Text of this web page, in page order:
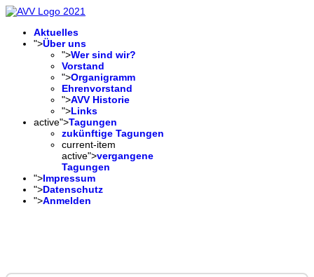
Aktuelles
">Über uns
">Wer sind wir?
Vorstand
">Organigramm
Ehrenvorstand
">AVV Historie
">Links
active">Tagungen
zukünftige Tagungen
current-item
active">vergangene
Tagungen
">Impressum
">Datenschutz
">Anmelden